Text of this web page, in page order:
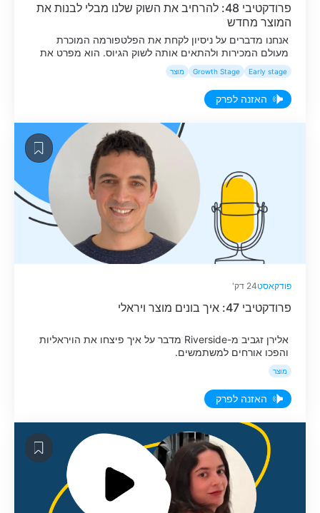
פרודקטיבי 48: להרחיב את השוק שלנו מבלי לבנות את
המוצר מחדש
אנחנו מדברים על ניסיון לקחת את הפלטפורמה המוכרת
מעולם המכירות ולהתאים אותה לשוק הגיוס. הוא מפרט את
התהליך, החל מהגדרת הבעיה מחדש בצורה אבסטרקטית
("תהליכים חצי מובנים") , דרך המגבלות הקשוחות שהצוות
לקח על עצמו (כמו איסור על פיתוח פיצ'רים חדשים), ועד
לאסטרטגיית הכניסה לשוק שהתבססה כולה על לקוחות
Early stage
Growth Stage מוצר
האזנה לפרק
פודקאסט24 דק'
פרודקטיבי 47: איך בונים מוצר ויראלי
אלירן זגביב מ-Riverside מדבר על איך פיצחו את הויראליות
והפכו אורחים למשתמשים.
מוצר
האזנה לפרק